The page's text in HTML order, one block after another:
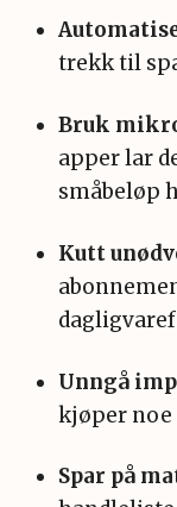
trekk til
Bruk
apper lar
småbeløp
Kutt
Unngå
kjøper noe
Spar på